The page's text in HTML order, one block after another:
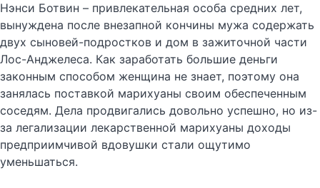
Нэнси Ботвин – привлекательная особа средних лет,
вынуждена после внезапной кончины мужа содержать
двух сыновей-подростков и дом в зажиточной части
Лос-Анджелеса. Как заработать большие деньги
законным способом женщина не знает, поэтому она
занялась поставкой марихуаны своим обеспеченным
соседям. Дела продвигались довольно успешно, но из-
за легализации лекарственной марихуаны доходы
предприимчивой вдовушки стали ощутимо
уменьшаться.